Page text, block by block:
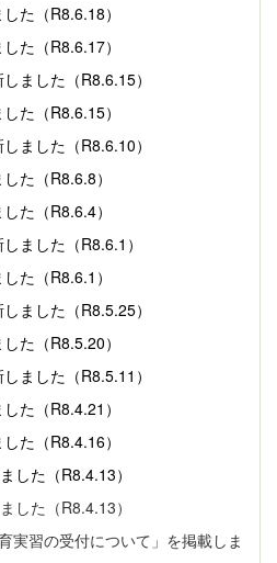
た（R8.6.18）
た（R8.6.17）
ました（R8.6.15）
た（R8.6.15）
ました（R8.6.10）
た（R8.6.8）
た（R8.6.4）
ました（R8.6.1）
た（R8.6.1）
ました（R8.5.25）
た（R8.5.20）
ました（R8.5.11）
た（R8.4.21）
た（R8.4.16）
した（R8.4.13）
した（R8.4.13）
実習の受付について」を掲載しま